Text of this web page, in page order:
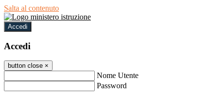
Salta al contenuto
Accedi
Accedi
button close ×
Nome Utente
Password